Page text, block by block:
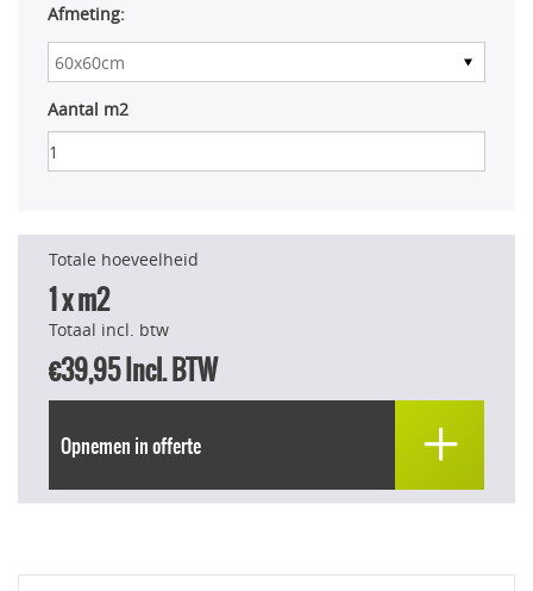
Afmeting:
Aantal m2
Totale hoeveelheid
1x m2
Totaal incl. btw
€39,95Incl. BTW
Opnemen in offerte